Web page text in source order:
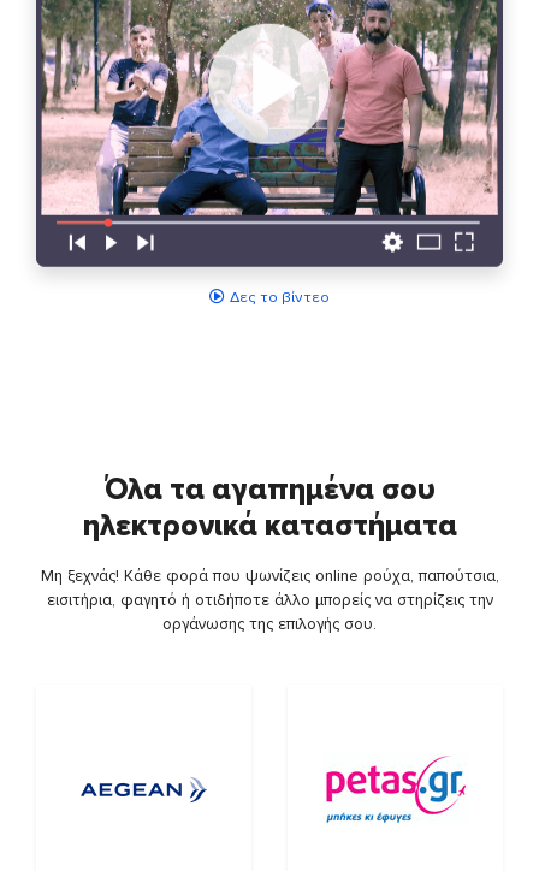
Δες το βίντεο
Όλα τα αγαπημένα σου
ηλεκτρονικά καταστήματα
Μη ξεχνάς! Κάθε φορά που ψωνίζεις online ρούχα, παπούτσια,
εισιτήρια, φαγητό ή οτιδήποτε άλλο μπορείς να στηρίζεις την
οργάνωσης της επιλογής σου.